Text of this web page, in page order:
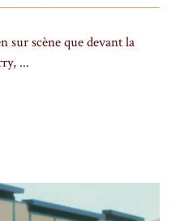
sur scène que devant la
...